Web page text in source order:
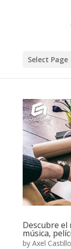
Select Page
Descubre el
música,
by Axel Castillo